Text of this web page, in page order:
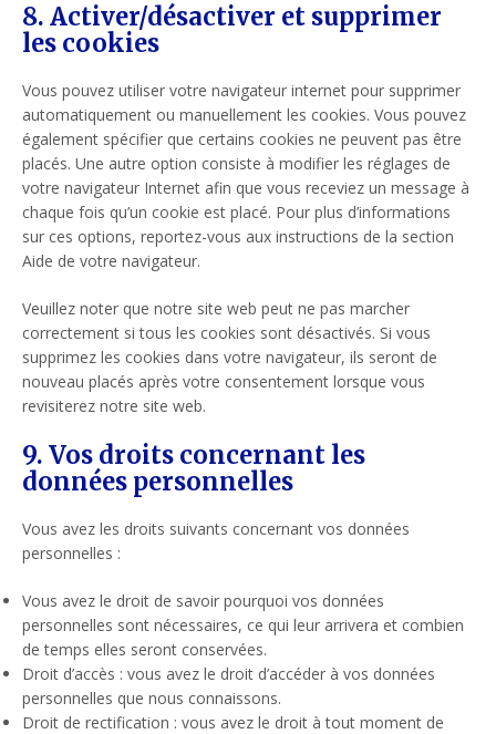
8. Activer/désactiver et supprimer
les cookies
Vous pouvez utiliser votre navigateur internet pour supprimer
automatiquement ou manuellement les cookies. Vous pouvez
également spécifier que certains cookies ne peuvent pas être
placés. Une autre option consiste à modifier les réglages de
votre navigateur Internet afin que vous receviez un message à
chaque fois qu’un cookie est placé. Pour plus d’informations
sur ces options, reportez-vous aux instructions de la section
Aide de votre navigateur.
Veuillez noter que notre site web peut ne pas marcher
correctement si tous les cookies sont désactivés. Si vous
supprimez les cookies dans votre navigateur, ils seront de
nouveau placés après votre consentement lorsque vous
revisiterez notre site web.
9. Vos droits concernant les
données personnelles
Vous avez les droits suivants concernant vos données
personnelles :
Vous avez le droit de savoir pourquoi vos données
personnelles sont nécessaires, ce qui leur arrivera et combien
de temps elles seront conservées.
Droit d’accès : vous avez le droit d’accéder à vos données
personnelles que nous connaissons.
Droit de rectification : vous avez le droit à tout moment de